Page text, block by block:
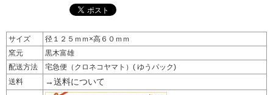
サイズ
径１２５ｍｍ×高６０ｍｍ
窯元
黒木富雄
配送方法
宅急便（クロネコヤマト）( ゆうパック)
送料
→送料について